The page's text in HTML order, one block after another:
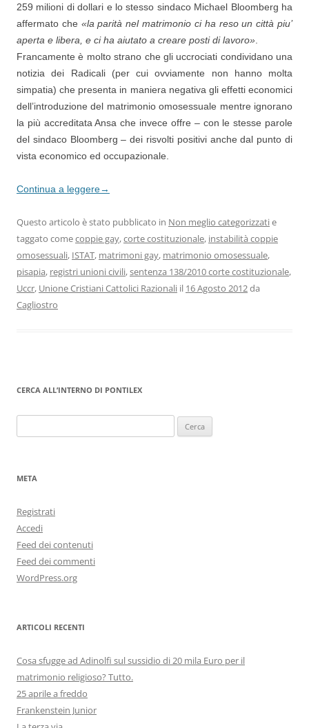
259 milioni di dollari e lo stesso sindaco Michael Bloomberg ha
affermato che «la parità nel matrimonio ci ha reso un città piu’
aperta e libera, e ci ha aiutato a creare posti di lavoro»
Francamente è molto strano che gli uccrociati condividano una
notizia dei Radicali (per cui ovviamente non hanno molta
simpatia) che presenta in maniera negativa gli effetti economici
dell’introduzione del matrimonio omosessuale mentre ignorano
la più accreditata Ansa che invece offre – con le stesse parole
del sindaco Bloomberg – dei risvolti positivi anche dal punto di
vista economico ed occupazionale.
Continua a leggere→
Questo articolo è stato pubblicato in Non meglio categorizzatie
taggato comecoppie gay,corte costituzionale, instabilità coppie
omosessuali, ISTAT, matrimoni gay, matrimonio omosessuale,
pisapia, registri unioni civili,sentenza 138/2010 corte costituzionale,
Uccr, Unione Cristiani Cattolici Razionali il 16 Agosto 2012da
Cagliostro
CERCA ALL’INTERNO DI PONTILEX
per:
META
Registrati
Accedi
Feed dei contenuti
Feed dei commenti
WordPress.org
ARTICOLI RECENTI
Cosa sfugge ad Adinolfi sul sussidio di 20 mila Euro per il
matrimonio religioso? Tutto.
25 aprile a freddo
Frankenstein Junior